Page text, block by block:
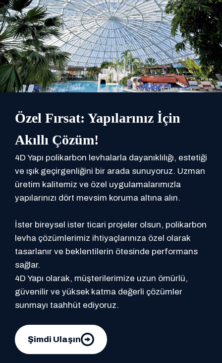
Özel Fırsat: Yapılarınız İçin
Akıllı Çözüm!
4D Yapı polikarbon levhalarla dayanıklılığı, estetiği
ve ışık geçirgenliğini bir arada sunuyoruz. Uzman
üretim kalitemiz ve özel uygulamalarımızla
yapılarınızı dört mevsim koruma altına alın.
İster bireysel ister ticari projeler olsun, polikarbon
levha çözümlerimiz ihtiyaçlarınıza özel olarak
tasarlanır ve beklentilerin ötesinde performans
sağlar.
4D Yapı olarak, müşterilerimize uzun ömürlü,
güvenilir ve yüksek katma değerli çözümler
sunmayı taahhüt ediyoruz.
Şimdi Ulaşın